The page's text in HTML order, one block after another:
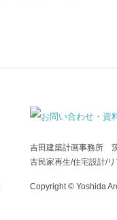
吉田建築計画事務所
古民家再生/住宅設計/
Copyright © Yoshida